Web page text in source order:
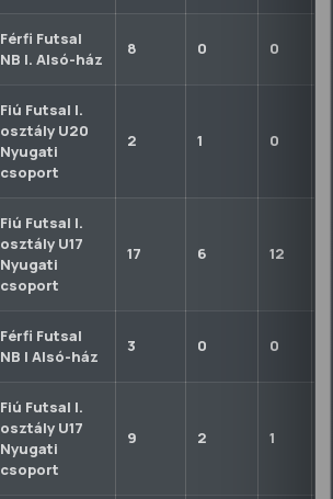
Férfi Futsal
NB I. Alsó-ház
8 0 0
Fiú Futsal I.
osztály U20
Nyugati
csoport
2 1 0
Fiú Futsal I.
osztály U17
Nyugati
csoport
17 6 12
Férfi Futsal
NB I Alsó-ház
3 0 0
Fiú Futsal I.
osztály U17
Nyugati
csoport
9 2 1